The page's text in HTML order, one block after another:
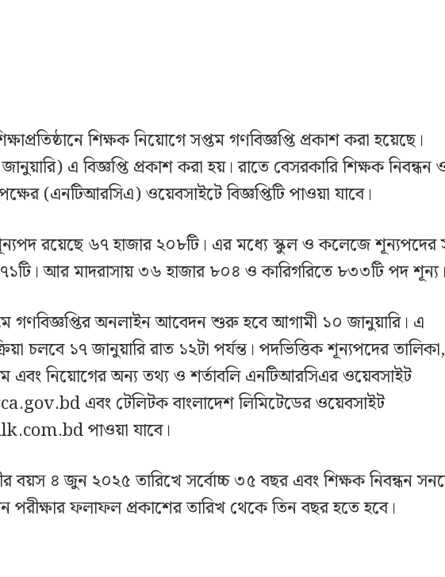
শিক্ষক নিয়োগে সপ্তম গণবিজ্ঞপ্তি প্রকাশ করা হয়েছে।
এ বিজ্ঞপ্তি প্রকাশ করা হয়। রাতে বেসরকারি শিক্ষক নিবন্ধন
(এনটিআরসিএ) ওয়েবসাইটে বিজ্ঞপ্তিটি পাওয়া যাবে।
রয়েছে ৬৭ হাজার ২০৮টি। এর মধ্যে স্কুল ও কলেজে শূন্যপদের
আর মাদরাসায় ৩৬ হাজার ৮০৪ ও কারিগরিতে ৮৩৩টি পদ শূন্য।
গণবিজ্ঞপ্তির অনলাইন আবেদন শুরু হবে আগামী ১০ জানুয়ারি। এ
চলবে ১৭ জানুয়ারি রাত ১২টা পর্যন্ত। পদভিত্তিক শূন্যপদের তালিকা,
নিয়োগের অন্য তথ্য ও শর্তাবলি এনটিআরসিএর ওয়েবসাইট
এবং টেলিটক বাংলাদেশ লিমিটেডের ওয়েবসাইট
পাওয়া যাবে।
বয়স ৪ জুন ২০২৫ তারিখে সর্বোচ্চ ৩৫ বছর এবং শিক্ষক নিবন্ধন
পরীক্ষার ফলাফল প্রকাশের তারিখ থেকে তিন বছর হতে হবে।